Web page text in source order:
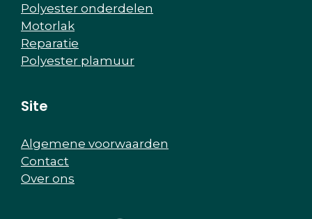
Polyester onderdelen
Motorlak
Reparatie
Polyester plamuur
Site
Algemene voorwaarden
Contact
Over ons